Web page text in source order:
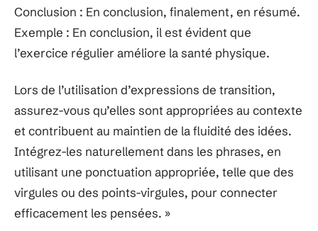
Conclusion : En conclusion, finalement, en résumé.
Exemple : En conclusion, il est évident que
l’exercice régulier améliore la santé physique.
Lors de l’utilisation d’expressions de transition,
assurez-vous qu’elles sont appropriées au contexte
et contribuent au maintien de la fluidité des idées.
Intégrez-les naturellement dans les phrases, en
utilisant une ponctuation appropriée, telle que des
virgules ou des points-virgules, pour connecter
efficacement les pensées. »